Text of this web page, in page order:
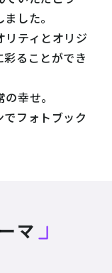
した。
ティとオリジ
ることができ
幸せ。
フォトブック
マ